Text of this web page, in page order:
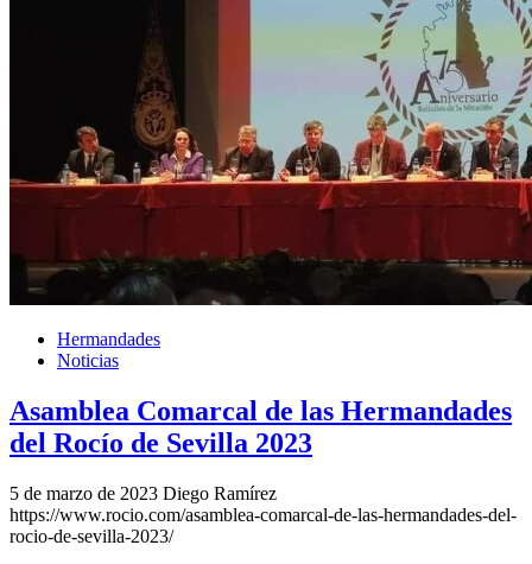
Hermandades
Noticias
Asamblea Comarcal de las Hermandades
del Rocío de Sevilla 2023
5 de marzo de 2023 Diego Ramírez
https://www.rocio.com/asamblea-comarcal-de-las-hermandades-del-
rocio-de-sevilla-2023/